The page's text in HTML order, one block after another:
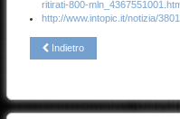
ritirati-800-
http://www.intopic.it/notizia/
Indietro